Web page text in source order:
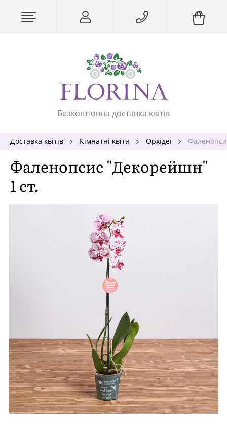
Безкоштовна доставка квітів
Доставка квітів Кімнатні квіти Орхідеї
Фаленопсис "Декорейшн"
1 ст.